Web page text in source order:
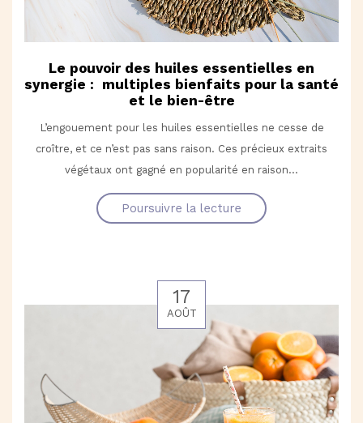
Le pouvoir des huiles essentielles en
synergie : multiples bienfaits pour la santé
et le bien-être
L’engouement pour les huiles essentielles ne cesse de
croître, et ce n’est pas sans raison. Ces précieux extraits
végétaux ont gagné en popularité en raison...
Poursuivre la lecture
17
AOÛT